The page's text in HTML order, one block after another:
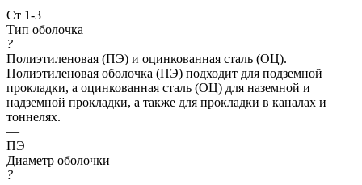
Ст 1-3
Тип оболочка
?
Полиэтиленовая (ПЭ) и оцинкованная сталь (ОЦ).
Полиэтиленовая оболочка (ПЭ) подходит для подземной
прокладки, а оцинкованная сталь (ОЦ) для наземной и
надземной прокладки, а также для прокладки в каналах и
тоннелях.
—
ПЭ
Диаметр оболочки
?